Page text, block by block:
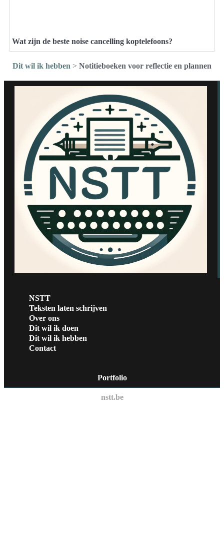
Wat zijn de beste noise cancelling koptelefoons?
Dit wil ik hebben > Notitieboeken voor reflectie en plannen
NSTT
Teksten laten schrijven
Over ons
Dit wil ik doen
Dit wil ik hebben
Contact
Portfolio
nstt.be